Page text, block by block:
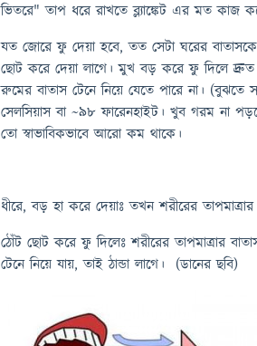
ভিতরে" তাপ ধরে রাখতে ব্ল্যাঙ্কেট এর মত
যত জোরে ফু দেয়া হবে, তত সেটা ঘরের
ছোট করে দেয়া লাগে। মুখ বড় করে ফু দিলে দ্রুত
রুমের বাতাস টেনে নিয়ে যেতে পারে না। (বুঝতে
সেলসিয়াস বা ~৯৮ ফারেনহাইট। খুব গরম না
তো স্বাভাবিকভাবে আরো কম থাকে।
ধীরে, বড় হা করে দেয়াঃ তখন শরীরের
ঠোঁট ছোট করে ফু দিলেঃ শরীরের তাপমাত্রার
টেনে নিয়ে যায়, তাই ঠান্ডা লাগে। (ডানের ছবি)